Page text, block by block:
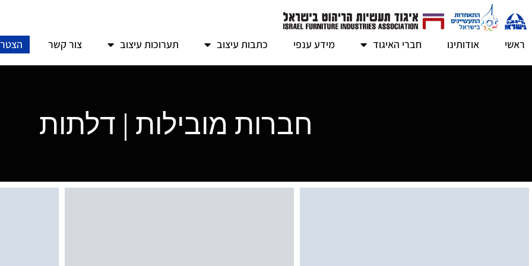
ראשי אודותינו חברי האיגוד מידע ענפי כתבות עיצוב תערוכות עיצוב צור קשר
חברות מובילות | דלתות